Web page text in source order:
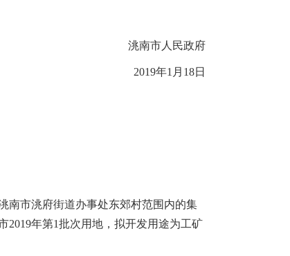
洮南市人民政府
2019年1 月 18日
南市洮府街道办事处东郊村范围内的集
2019年第1批次用地，拟开发用途为工矿